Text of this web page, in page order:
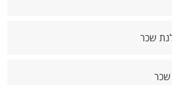
שכר
שכר